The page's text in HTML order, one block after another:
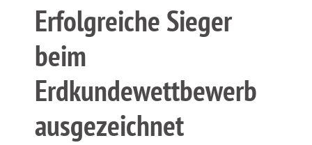
Erfolgreiche Sieger
beim
Erdkundewettbewerb
ausgezeichnet